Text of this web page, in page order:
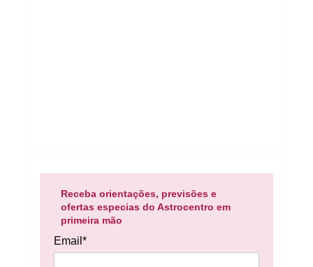
Receba orientações, previsões e
ofertas especias do Astrocentro em
primeira mão
Email*